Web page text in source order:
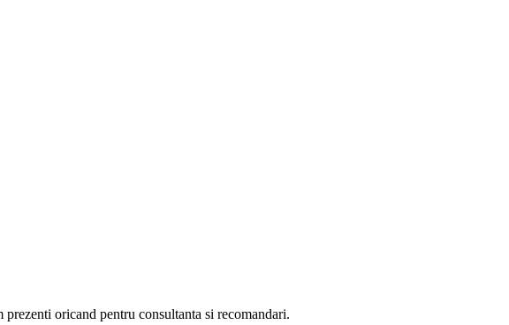
oricand pentru consultanta si recomandari.